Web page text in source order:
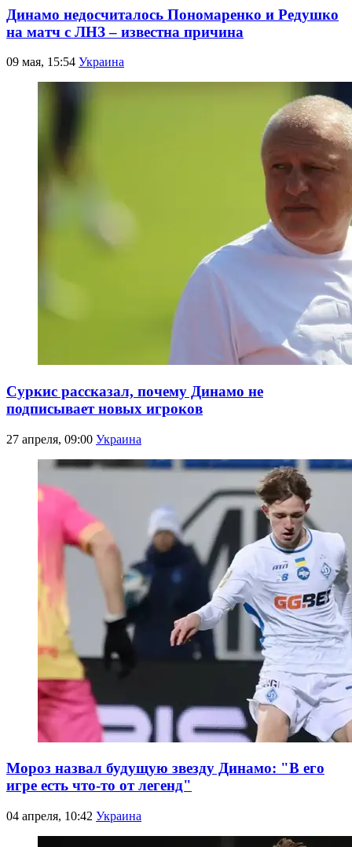
Динамо недосчиталось Пономаренко и Редушко
на матч с ЛНЗ – известна причина
09 мая, 15:54 Украина
Суркис рассказал, почему Динамо не
подписывает новых игроков
27 апреля, 09:00 Украина
Мороз назвал будущую звезду Динамо: "В его
игре есть что-то от легенд"
04 апреля, 10:42 Украина